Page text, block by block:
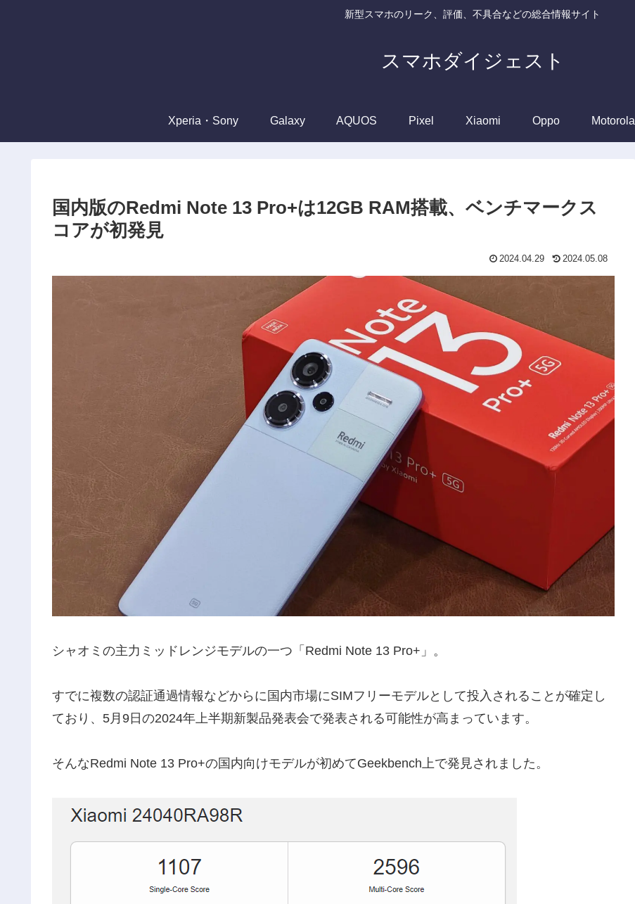
新型スマホのリーク、評価、不具合などの総合情報サイト
スマホダイジェスト
Xperia・Sony Galaxy AQUOS Pixel Xiaomi Oppo Motorola
国内版のRedmi Note 13 Pro+は12GB RAM搭載、ベンチマークス
コアが初発見
2024.04.29 2024.05.08
シャオミの主力ミッドレンジモデルの一つ「Redmi Note 13 Pro+」。
すでに複数の認証通過情報などからに国内市場にSIMフリーモデルとして投入されることが確定し
ており、5月9日の2024年上半期新製品発表会で発表される可能性が高まっています。
そんなRedmi Note 13 Pro+の国内向けモデルが初めてGeekbench上で発見されました。